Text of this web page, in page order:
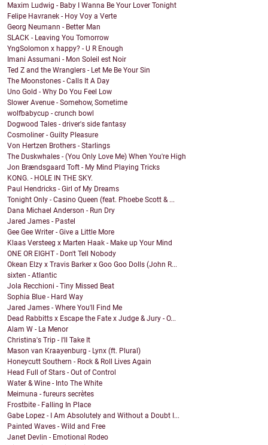
Maxim Ludwig - Baby I Wanna Be Your Lover Tonight
Felipe Havranek - Hoy Voy a Verte
Georg Neumann - Better Man
SLACK - Leaving You Tomorrow
YngSolomon x happy? - U R Enough
Imani Assumani - Mon Soleil est Noir
Ted Z and the Wranglers - Let Me Be Your Sin
The Moonstones - Calls It A Day
Uno Gold - Why Do You Feel Low
Slower Avenue - Somehow, Sometime
wolfbabycup - crunch bowl
Dogwood Tales - driver's side fantasy
Cosmoliner - Guilty Pleasure
Von Hertzen Brothers - Starlings
The Duskwhales - (You Only Love Me) When You're High
Jon Brændsgaard Toft - My Mind Playing Tricks
KONG. - HOLE IN THE SKY.
Paul Hendricks - Girl of My Dreams
Tonight Only - Casino Queen (feat. Phoebe Scott & ...
Dana Michael Anderson - Run Dry
Jared James - Pastel
Gee Gee Writer - Give a Little More
Klaas Versteeg x Marten Haak - Make up Your Mind
ONE OR EIGHT - Don't Tell Nobody
Okean Elzy x Travis Barker x Goo Goo Dolls (John R...
sixten - Atlantic
Jola Recchioni - Tiny Missed Beat
Sophia Blue - Hard Way
Jared James - Where You'll Find Me
Dead Rabbitts x Escape the Fate x Judge & Jury - O...
Alam W - La Menor
Christina's Trip - I'll Take It
Mason van Kraayenburg - Lynx (ft. Plural)
Honeycutt Southern - Rock & Roll Lives Again
Head Full of Stars - Out of Control
Water & Wine - Into The White
Meimuna - fureurs secrètes
Frostbite - Falling In Place
Gabe Lopez - I Am Absolutely and Without a Doubt I...
Painted Waves - Wild and Free
Janet Devlin - Emotional Rodeo